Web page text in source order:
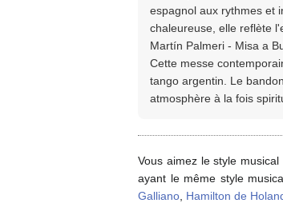
espagnol aux rythmes et
chaleureuse, elle reflète
Martín Palmeri - Misa a
Cette messe
tango argentin. Le
atmosphère à la fois
Vous aimez le style
ayant le même style
Galliano Hamilton de